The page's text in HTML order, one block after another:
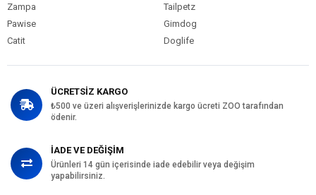
Zampa
Tailpetz
Pawise
Gimdog
Catit
Doglife
ÜCRETSİZ KARGO
₺500 ve üzeri alışverişlerinizde kargo ücreti ZOO tarafından
ödenir.
İADE VE DEĞİŞİM
Ürünleri 14 gün içerisinde iade edebilir veya değişim
yapabilirsiniz.